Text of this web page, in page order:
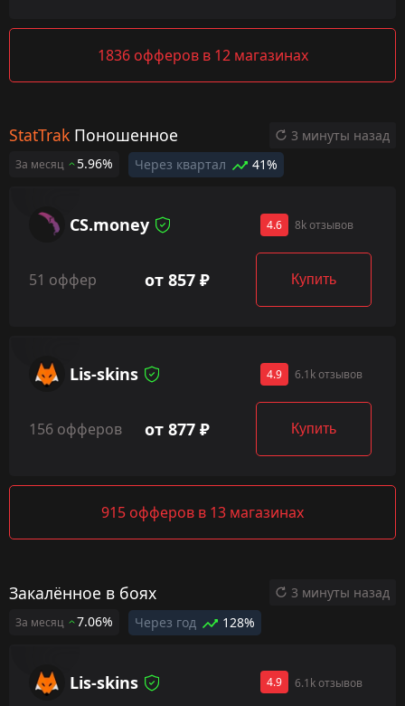
1836 офферов в 12 магазинах
StatTrak Поношенное
За месяц 5.96% Через квартал 41%
3 минуты назад
CS.money 4.6 8k отзывов
51 оффер от 857 ₽ Купить
Lis-skins 4.9 6.1k отзывов
156 офферов от 877 ₽ Купить
915 офферов в 13 магазинах
Закалённое в боях
За месяц 7.06% Через год 128%
3 минуты назад
Lis-skins 4.9 6.1k отзывов